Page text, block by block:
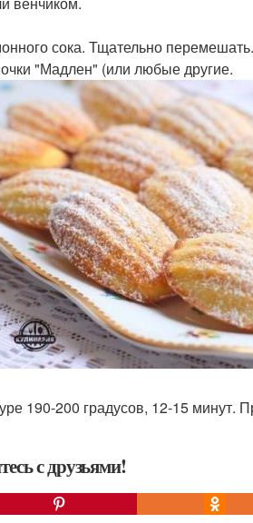
сока. Тщательно перемешать.
"Мадлен" (или любые другие.
190-200 градусов, 12-15 минут.
с друзьями!